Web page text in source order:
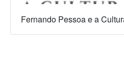
Fernando Pessoa e a